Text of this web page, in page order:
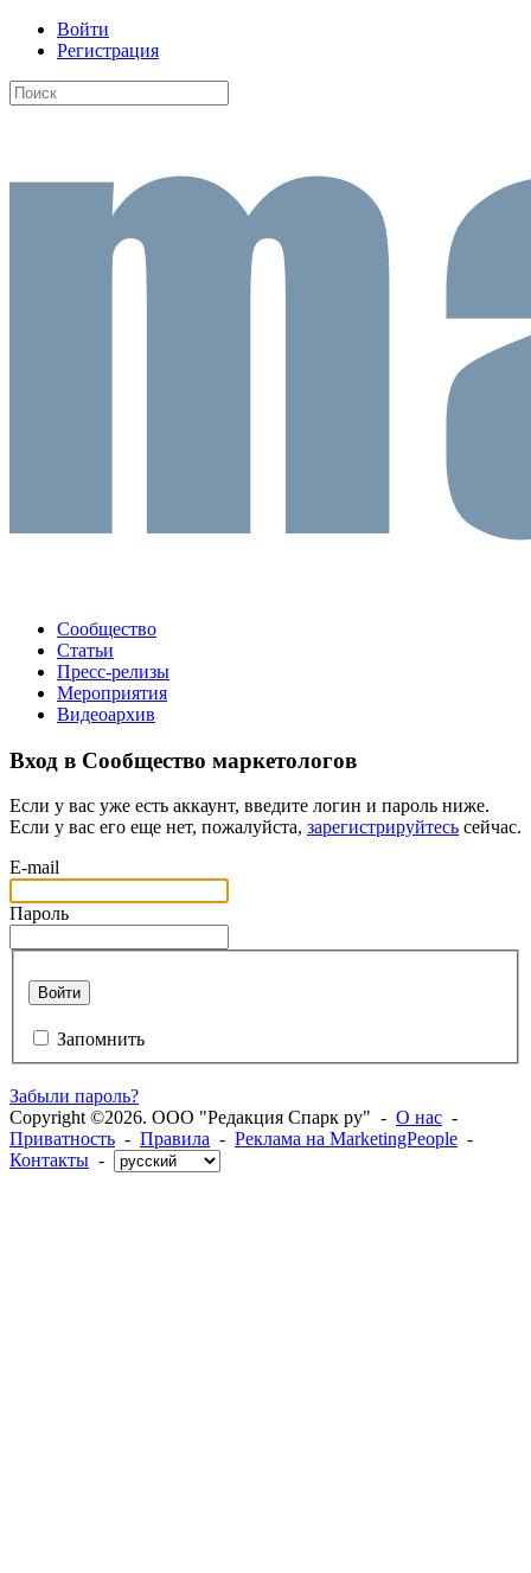
Войти
Регистрация
Сообщество
Статьи
Пресс-релизы
Мероприятия
Видеоархив
Вход в Сообщество маркетологов
Если у вас уже есть аккаунт, введите логин и пароль ниже.
Если у вас его еще нет, пожалуйста, зарегистрируйтесь сейчас.
E-mail
Пароль
Войти
Запомнить
Забыли пароль?
Copyright ©2026. ООО "Редакция Спарк ру" - О нас -
Приватность - Правила - Реклама на MarketingPeople -
Контакты -